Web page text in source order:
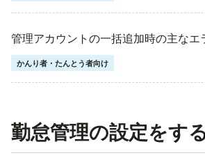
管理アカウントの一括追加時の主なエ
かんり者・たんとう者向け
勤怠管理の設定をす